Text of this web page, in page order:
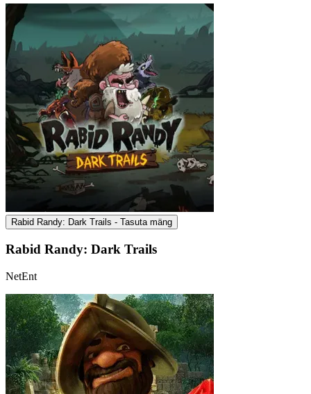
Rabid Randy: Dark Trails - Tasuta mäng
Rabid Randy: Dark Trails
NetEnt